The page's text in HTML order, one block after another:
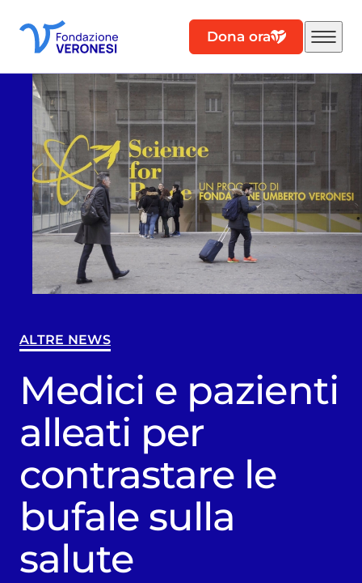
Dona ora
ALTRE NEWS
Medici e pazienti
alleati per
contrastare le
bufale sulla
salute